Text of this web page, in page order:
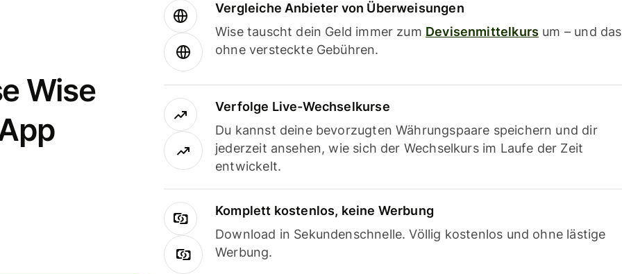
Wise
Vergleiche Anbieter von Überweisungen
Wise tauscht dein Geld immer zum Devisenmittelkurs um – und das
ohne versteckte Gebühren.
Verfolge Live-Wechselkurse
Du kannst deine bevorzugten Währungspaare speichern und dir
jederzeit ansehen, wie sich der Wechselkurs im Laufe der Zeit
entwickelt.
Komplett kostenlos, keine Werbung
Download in Sekundenschnelle. Völlig kostenlos und ohne lästige
Werbung.